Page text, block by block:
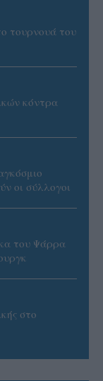
τουρνουά του
κόντρα
οι σύλλογοι
του Ψάρρα
στο